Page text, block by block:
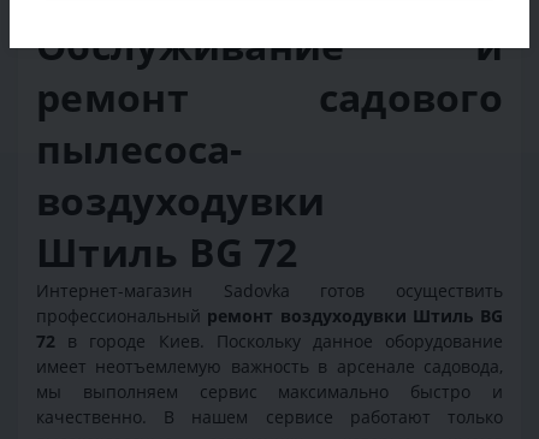
Обслуживание и
ремонт садового
пылесоса-
воздуходувки
Штиль BG 72
Интернет-магазин Sadovka готов осуществить
профессиональный ремонт воздуходувки Штиль BG
72
в городе Киев. Поскольку данное оборудование
имеет неотъемлемую важность в арсенале садовода,
мы выполняем сервис максимально быстро и
качественно. В нашем сервисе работают только